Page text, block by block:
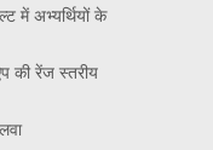
में अभ्यर्थियों के
की रेंज स्तरीय